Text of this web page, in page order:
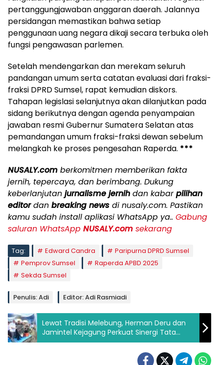
pertanggungjawaban anggaran daerah. Jalannya
persidangan memastikan bahwa setiap
penggunaan uang negara dikaji secara terbuka oleh
fungsi pengawasan parlemen.
Setelah mendengarkan dan merekam seluruh
pandangan umum serta catatan evaluasi dari fraksi-
fraksi DPRD Sumsel, rapat kemudian diskors.
Tahapan legislasi selanjutnya akan dilanjutkan pada
sidang berikutnya dengan agenda penyampaian
jawaban resmi Gubernur Sumatera Selatan atas
pemandangan umum fraksi-fraksi dewan sebelum
melangkah ke proses pengesahan Raperda. ***
NUSALY.com berkomitmen memberikan fakta
jernih, tepercaya, dan berimbang. Dukung
keberlanjutan jurnalisme jernih dan kabarpilihan
editordan breaking news di nusaly.com. Pastikan
kamu sudah install aplikasi WhatsApp ya.. Gabung
saluran WhatsApp NUSALY.com sekarang
Tag: Edward Candra
Paripurna DPRD Sumsel
Pemprov Sumsel
Raperda APBD 2025
Sekda Sumsel
Penulis: Adi Editor: Adi Rasmiadi
Lewat Tradisi Melebung, Herman Deru dan
Jamintel Kejagung Perkuat Sinergi Tata
Kelola Desa